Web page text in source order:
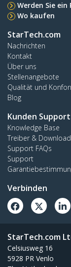
Werden Sie ein
Wo kaufen
StarTech.com
Nachrichten
Kontakt
Über uns
Stellenangebote
Qualität und
Blog
Kunden Support
Knowledge Base
Treiber &
Support FAQs
Support
Verbinden
StarTech.com
Celsiusweg 16
5928 PR Venlo